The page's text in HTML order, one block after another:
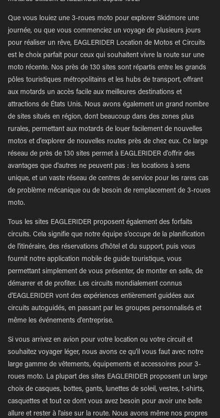
Que vous louiez une 3-roues moto pour explorer Skidmore une
journée, ou que vous commenciez un voyage de plusieurs jours
pour réaliser un rêve, EAGLERIDER Location de Motos et Circuits
est le choix parfait pour ceux qui souhaitent vivre la route sur une
moto récente. Nos près de 130 sites sont répartis entre les grands
pôles touristiques métropolitains et les hubs de transport, offrant
aux motards un accès facile aux meilleures destinations et
attractions de États Unis. Nous avons également un grand nombre
de sites situés en région, dont beaucoup dans des zones plus
rurales, permettant aux motards de louer facilement de nouvelles
motos et d'explorer de nouvelles routes près de chez eux. Ce large
réseau de près de 130 sites permet à EAGLERIDER d'offrir des
avantages que d'autres ne peuvent pas : les locations à sens
unique, et un vaste réseau de centres de service pour les rares cas
de problème mécanique ou de besoin de remplacement de 3-roues
moto.
Tous les sites EAGLERIDER proposent également des forfaits
circuits. Cela signifie que notre équipe s'occupe de la planification
de l'itinéraire, des réservations d'hôtel et du support, puis vous
fournit notre application mobile de guide touristique, vous
permettant simplement de vous présenter, de monter en selle, de
démarrer et de profiter. Les circuits mondialement connus
d'EAGLERIDER vont des expériences entièrement guidées aux
circuits autoguidés, en passant par les groupes personnalisés et
même les événements d'entreprise.
Si vous arrivez en avion pour votre location ou votre circuit et
souhaitez voyager léger, nous avons ce qu'il vous faut avec notre
large gamme de vêtements, équipements et accessoires pour 3-
roues moto. La plupart des sites EAGLERIDER proposent un large
choix de casques, bottes, gants, lunettes de soleil, vestes, t-shirts,
casquettes et tout ce dont vous avez besoin pour avoir une belle
allure et rester à l'aise sur la route. Nous avons même nos propres